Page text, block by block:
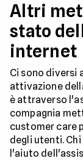
Altri
stato
internet
Ci sono diversi
attivazione
è attraverso
compagnia
customer care
degli utenti.
l'aiuto